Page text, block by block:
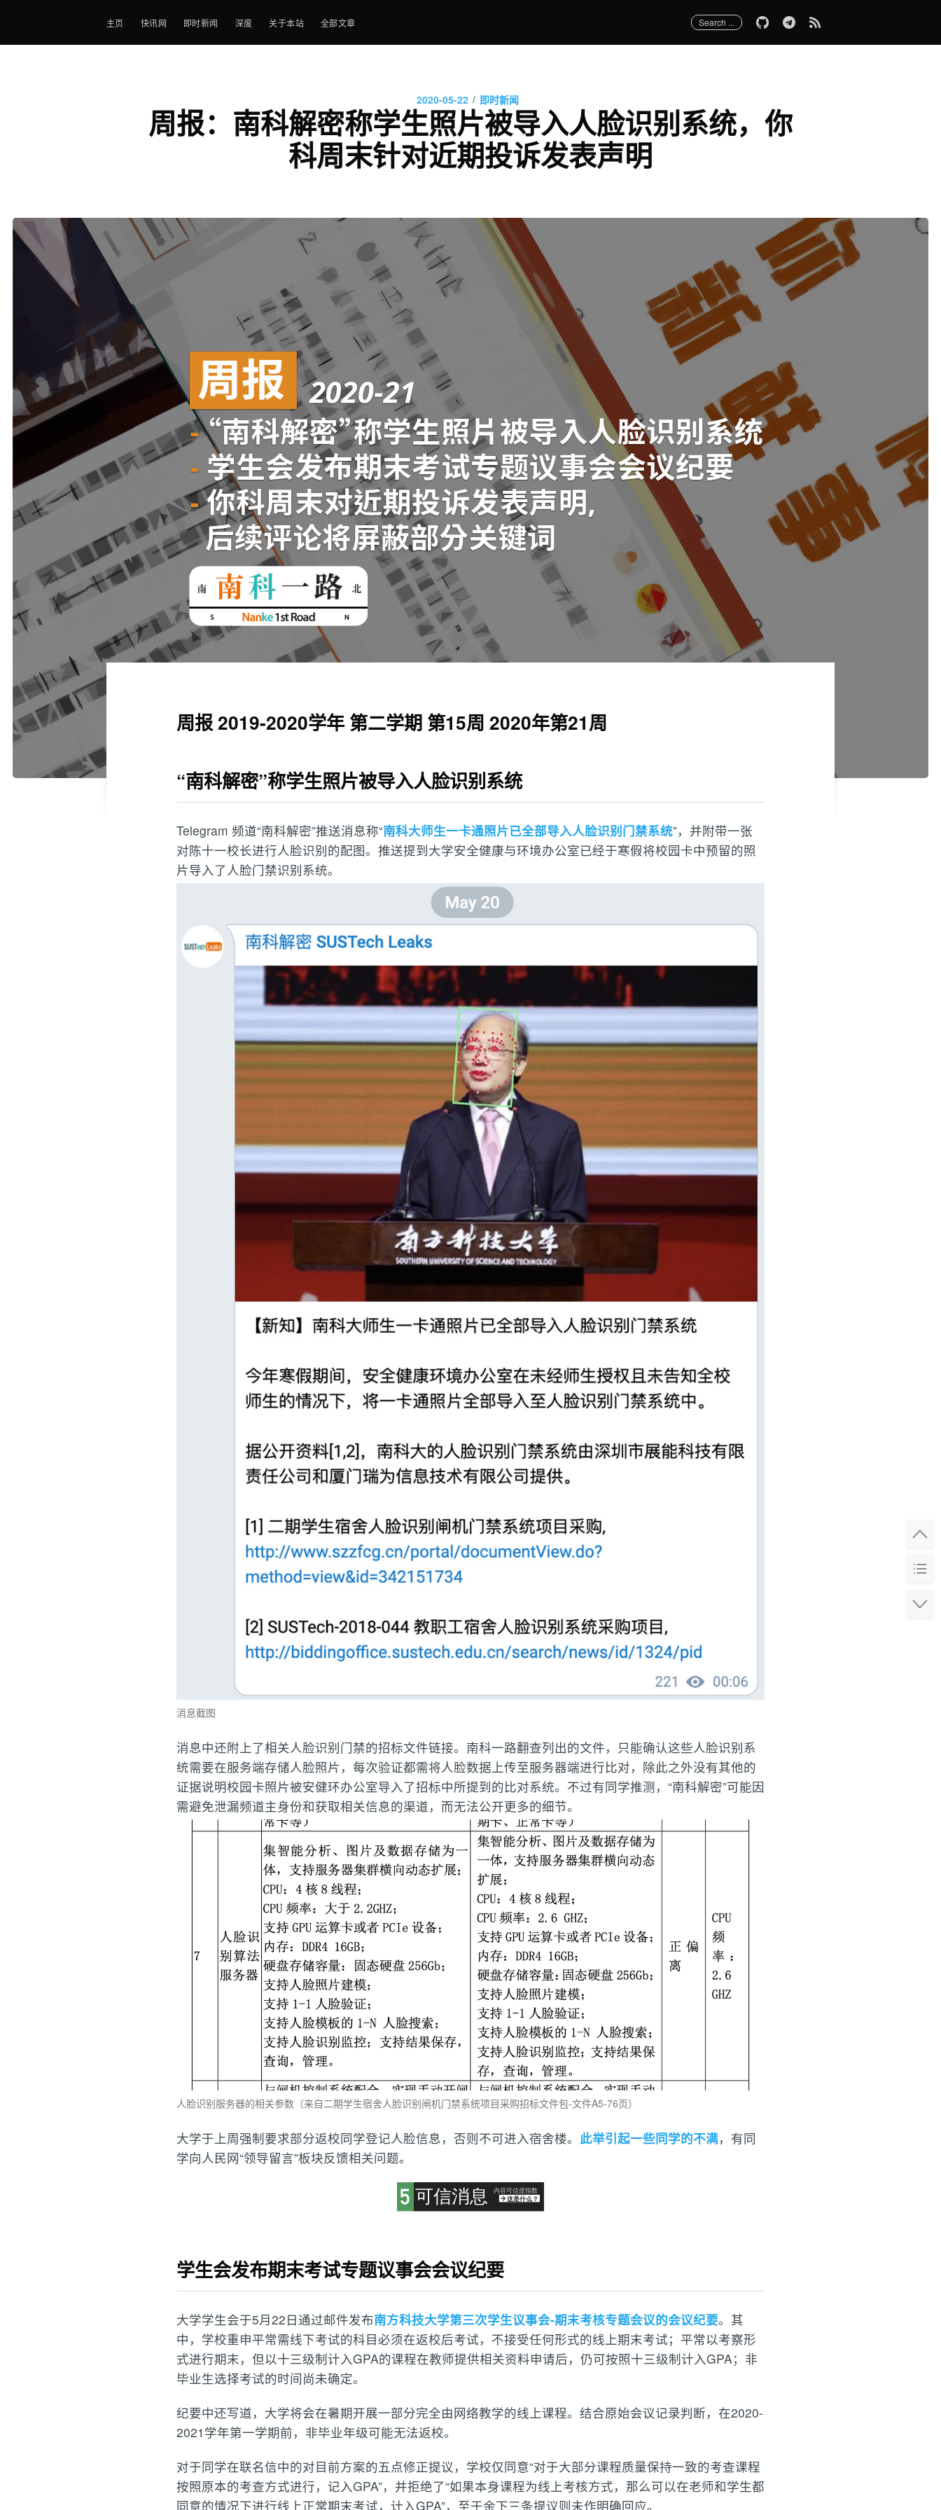
主页 快讯网 即时新闻 深度 关于本站 全部文章 Search ...
2020-05-22 / 即时新闻
周报：南科解密称学生照片被导入人脸识别系统，你
科周末针对近期投诉发表声明
周报 2019-2020学年 第二学期 第15周 2020年第21周
“南科解密”称学生照片被导入人脸识别系统
Telegram 频道“南科解密”推送消息称“南科大师生一卡通照片已全部导入人脸识别门禁系统”，并附带一张
对陈十一校长进行人脸识别的配图。推送提到大学安全健康与环境办公室已经于寒假将校园卡中预留的照
片导入了人脸门禁识别系统。
消息截图
消息中还附上了相关人脸识别门禁的招标文件链接。南科一路翻查列出的文件，只能确认这些人脸识别系
统需要在服务端存储人脸照片，每次验证都需将人脸数据上传至服务器端进行比对，除此之外没有其他的
证据说明校园卡照片被安健环办公室导入了招标中所提到的比对系统。不过有同学推测，“南科解密”可能因
需避免泄漏频道主身份和获取相关信息的渠道，而无法公开更多的细节。
人脸识别服务器的相关参数（来自二期学生宿舍人脸识别闸机门禁系统项目采购招标文件包-文件A5-76页）
大学于上周强制要求部分返校同学登记人脸信息，否则不可进入宿舍楼。 此举引起一些同学的不满，有同
学向人民网“领导留言”板块反馈相关问题。
学生会发布期末考试专题议事会会议纪要
大学学生会于5月22日通过邮件发布南方科技大学第三次学生议事会-期末考核专题会议的会议纪要。其
中，学校重申平常需线下考试的科目必须在返校后考试，不接受任何形式的线上期末考试；平常以考察形
式进行期末，但以十三级制计入GPA的课程在教师提供相关资料申请后，仍可按照十三级制计入GPA；非
毕业生选择考试的时间尚未确定。
纪要中还写道，大学将会在暑期开展一部分完全由网络教学的线上课程。结合原始会议记录判断，在2020-
2021学年第一学期前，非毕业年级可能无法返校。
对于同学在联名信中的对目前方案的五点修正提议，学校仅同意“对于大部分课程质量保持一致的考查课程
按照原本的考查方式进行，记入GPA”，并拒绝了“如果本身课程为线上考核方式，那么可以在老师和学生都
同意的情况下进行线上正常期末考试，计入GPA”，至于余下三条提议则未作明确回应。